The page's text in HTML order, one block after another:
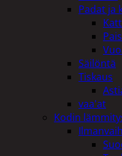
Padat ja
Säilöntä
Tiskaus
vaa'at
Kodin